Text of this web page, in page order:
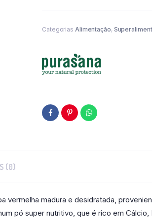
Categorias Alimentação,
(0)
vermelha madura e desidratada,
pó super nutritivo, que é rico em